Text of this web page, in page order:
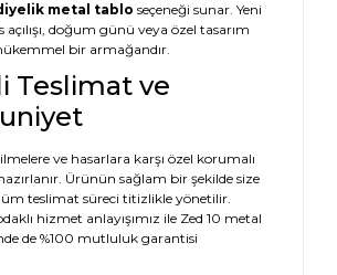
metal tablo seçeneği sunar. Yeni
açılışı, doğum günü veya özel tasarım
bir armağandır.
Teslimat ve
ve hasarlara karşı özel korumalı
Ürünün sağlam bir şekilde size
teslimat süreci titizlikle yönetilir.
hizmet anlayışımız ile Zed 10 metal
de %100 mutluluk garantisi